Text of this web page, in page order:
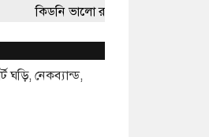
ভালো রাখবেন যে-ভাবে : ডা. আহমেদ
ঘড়ি, নেকব্যান্ড,